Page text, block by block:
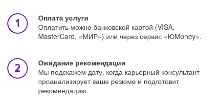
Оплата услуги
Оплатить можно банковской картой (VISA,
MasterCard, «МИР») или через сервис «ЮMoney».
Ожидание рекомендации
Мы подскажем дату, когда карьерный консультант
проанализирует ваше резюме и подготовит
рекомендацию.